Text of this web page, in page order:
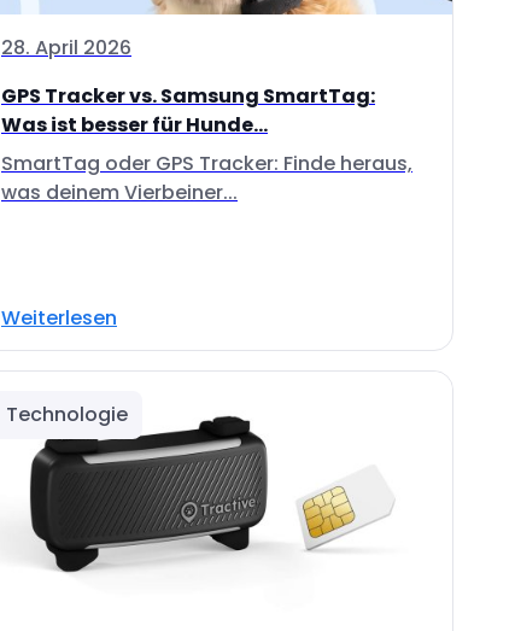
28. April 2026
GPS Tracker vs. Samsung SmartTag:
Was ist besser für Hunde...
SmartTag oder GPS Tracker: Finde heraus,
was deinem Vierbeiner...
Weiterlesen
Technologie